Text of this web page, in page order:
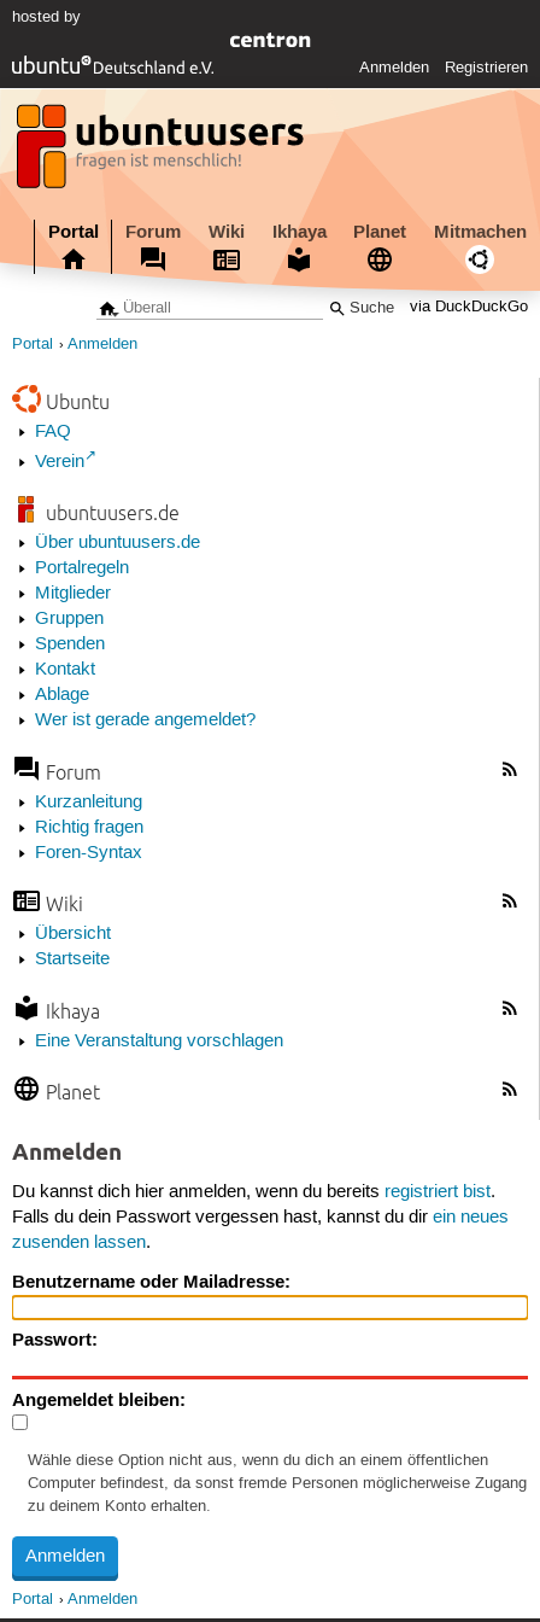
hosted by
Anmelden Registrieren
Portal Forum Wiki Ikhaya Planet Mitmachen
via DuckDuckGo
Portal Anmelden
Ubuntu
FAQ
Verein
ubuntuusers.de
Über ubuntuusers.de
Portalregeln
Mitglieder
Gruppen
Spenden
Kontakt
Ablage
Wer ist gerade angemeldet?
Forum
Kurzanleitung
Richtig fragen
Foren-Syntax
Wiki
Übersicht
Startseite
Ikhaya
Eine Veranstaltung vorschlagen
Planet
Anmelden
Du kannst dich hier anmelden, wenn du bereits registriert bist.
Falls du dein Passwort vergessen hast, kannst du dir ein neues
zusenden lassen.
Benutzername oder Mailadresse:
Passwort:
Angemeldet bleiben:
Wähle diese Option nicht aus, wenn du dich an einem öffentlichen
Computer befindest, da sonst fremde Personen möglicherweise Zugang
zu deinem Konto erhalten.
Portal Anmelden